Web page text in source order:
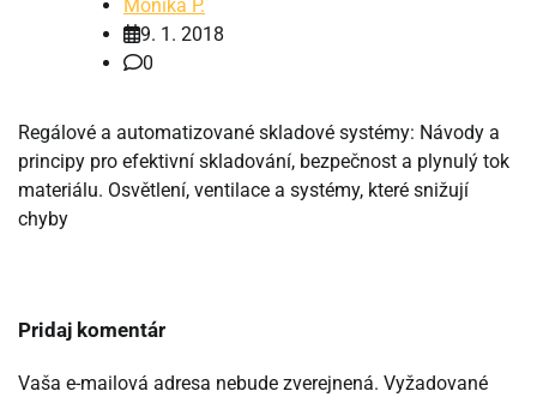
Monika P.
9. 1. 2018
0
Regálové a automatizované skladové systémy: Návody a
principy pro efektivní skladování, bezpečnost a plynulý tok
materiálu. Osvětlení, ventilace a systémy, které snižují
chyby
Pridaj komentár
Vaša e-mailová adresa nebude zverejnená. Vyžadované